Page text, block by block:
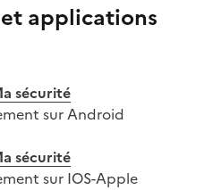
et applications
sécurité
sur Android
sécurité
sur IOS-Apple